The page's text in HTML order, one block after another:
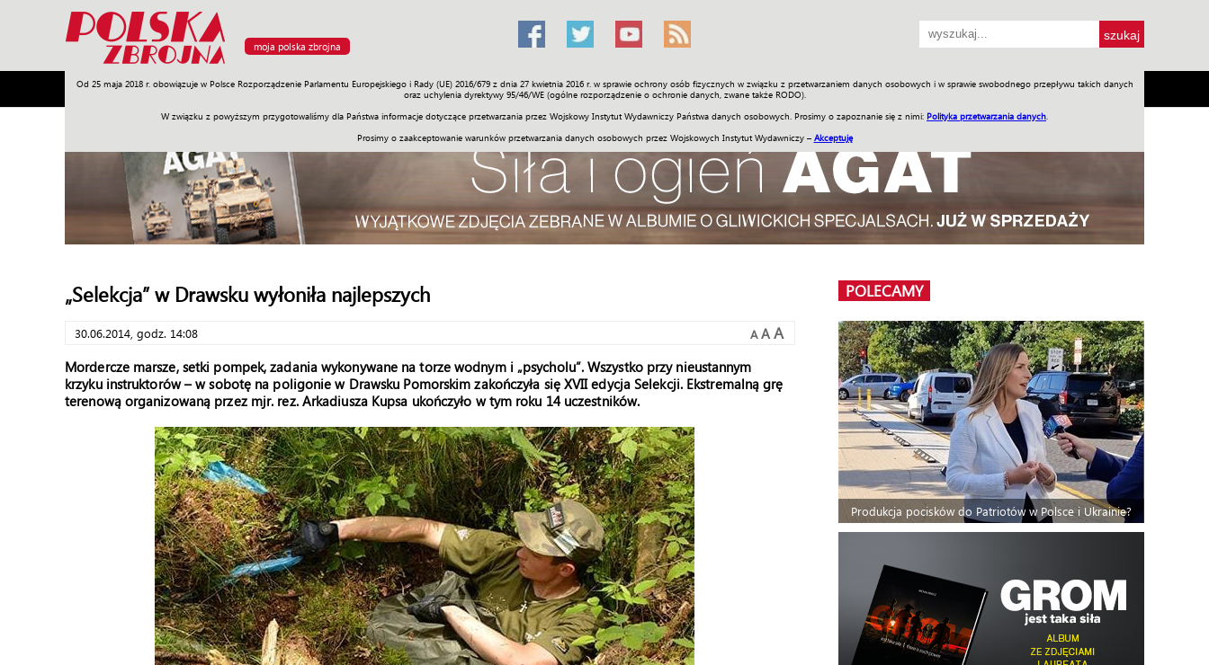
moja polska zbrojna
Od 25 maja 2018 r. obowiązuje w Polsce Rozporządzenie Parlamentu Europejskiego i Rady (UE) 2016/679 z dnia 27 kwietnia 2016 r. w sprawie ochrony osób fizycznych w związku z przetwarzaniem danych osobowych i w sprawie swobodnego przepływu takich danych
oraz uchylenia dyrektywy 95/46/WE (ogólne rozporządzenie o ochronie danych, zwane także RODO).
W związku z powyższym przygotowaliśmy dla Państwa informacje dotyczące przetwarzania przez Wojskowy Instytut Wydawniczy Państwa danych osobowych. Prosimy o zapoznanie się z nimi: Polityka przetwarzania danych
Prosimy o zaakceptowanie warunków przetwarzania danych osobowych przez Wojskowych Instytut Wydawniczy – Akceptuję
Armia Poligon Sprzęt Misje Polityka Prawo Świat Społeczność Sport Historia Galerie Wideo ENGLISH SKLEP Jednodniówki Praca w WIW
„Selekcja” w Drawsku wyłoniła najlepszych
30.06.2014, godz. 14:08 A A A
Mordercze marsze, setki pompek, zadania wykonywane na torze wodnym i „psycholu”. Wszystko przy nieustannym
krzyku instruktorów – w sobotę na poligonie w Drawsku Pomorskim zakończyła się XVII edycja Selekcji. Ekstremalną grę
terenową organizowaną przez mjr. rez. Arkadiusza Kupsa ukończyło w tym roku 14 uczestników.
POLECAMY
Produkcja pocisków do Patriotów w Polsce i Ukrainie?